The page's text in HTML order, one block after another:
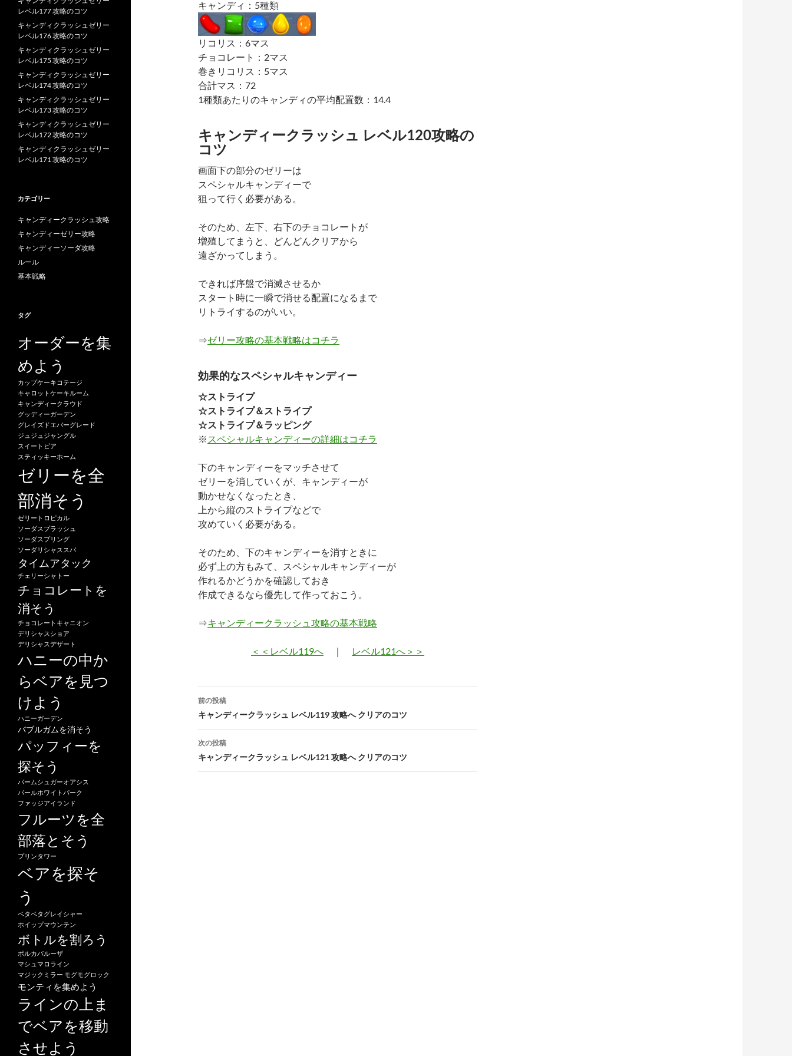
キャンディ：5種類
リコリス：6マス
チョコレート：2マス
巻きリコリス：5マス
合計マス：72
1種類あたりのキャンディの平均配置数：14.4
キャンディークラッシュ レベル120攻略の
コツ
画面下の部分のゼリーは
スペシャルキャンディーで
狙って行く必要がある。
そのため、左下、右下のチョコレートが
増殖してまうと、どんどんクリアから
遠ざかってしまう。
できれば序盤で消滅させるか
スタート時に一瞬で消せる配置になるまで
リトライするのがいい。
⇒ゼリー攻略の基本戦略はコチラ
効果的なスペシャルキャンディー
☆ストライプ
☆ストライプ＆ストライプ
☆ストライプ＆ラッピング
※ スペシャルキャンディーの詳細はコチラ
下のキャンディーをマッチさせて
ゼリーを消していくが、キャンディーが
動かせなくなったとき、
上から縦のストライプなどで
攻めていく必要がある。
そのため、下のキャンディーを消すときに
必ず上の方もみて、スペシャルキャンディーが
作れるかどうかを確認しておき
作成できるなら優先して作っておこう。
⇒キャンディークラッシュ攻略の基本戦略
＜＜レベル119へ ｜ レベル121へ＞＞
投
稿
ナ
ビ
ゲ
前の投稿
キャンディークラッシュ レベル119 攻略へ クリアのコツ
次の投稿
キャンディークラッシュ レベル121 攻略へ クリアのコツ
レベル177 攻略のコツ
キャンディクラッシュゼリー
レベル176 攻略のコツ
キャンディクラッシュゼリー
レベル175 攻略のコツ
キャンディクラッシュゼリー
レベル174 攻略のコツ
キャンディクラッシュゼリー
レベル173 攻略のコツ
キャンディクラッシュゼリー
レベル172 攻略のコツ
キャンディクラッシュゼリー
レベル171 攻略のコツ
カテゴリー
キャンディークラッシュ攻略
キャンディーゼリー攻略
キャンディーソーダ攻略
ルール
基本戦略
タグ
オーダーを集
めよう
カップケーキコテージ
キャロットケーキルーム
キャンディークラウド
グッディーガーデン
グレイズドエバーグレード
ジュジュジャングル
スイートピア
スティッキーホーム
ゼリーを全
部消そう
ゼリートロピカル
ソーダスプラッシュ
ソーダスプリング
ソーダリシャススパ
タイムアタック
チェリーシャトー
チョコレートを
消そう
チョコレートキャニオン
デリシャスショア
デリシャスデザート
ハニーの中か
らベアを見つ
けよう
ハニーガーデン
バブルガムを消そう
パッフィーを
探そう
パームシュガーオアシス
パールホワイトパーク
ファッジアイランド
フルーツを全
部落とそう
プリンタワー
ベアを探そ
う
ベタベタグレイシャー
ホイップマウンテン
ボトルを割ろう
ポルカパルーザ
マシュマロライン
マジックミラー モグモグロック
モンティを集めよう
ラインの上ま
でベアを移動
させよう